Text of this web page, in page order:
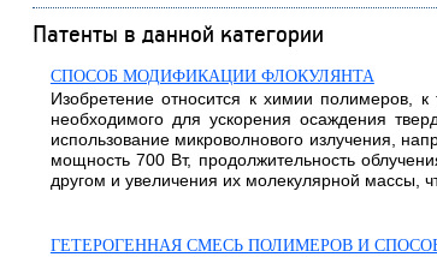
Патенты в данной категории
СПОСОБ МОДИФИКАЦИИ ФЛОКУЛЯНТА
Изобретение относится к химии полимеров,
необходимого для ускорения осаждения
использование микроволнового излучения,
мощность 700 Вт, продолжительность
другом и увеличения их молекулярной массы,
ГЕТЕРОГЕННАЯ СМЕСЬ ПОЛИМЕРОВ И